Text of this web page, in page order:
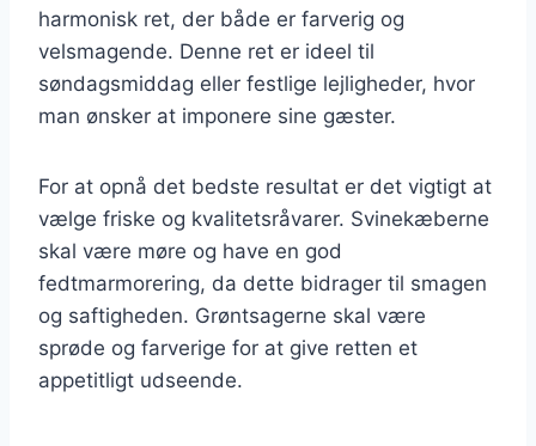
harmonisk ret, der både er farverig og
velsmagende. Denne ret er ideel til
søndagsmiddag eller festlige lejligheder, hvor
man ønsker at imponere sine gæster.
For at opnå det bedste resultat er det vigtigt at
vælge friske og kvalitetsråvarer. Svinekæberne
skal være møre og have en god
fedtmarmorering, da dette bidrager til smagen
og saftigheden. Grøntsagerne skal være
sprøde og farverige for at give retten et
appetitligt udseende.